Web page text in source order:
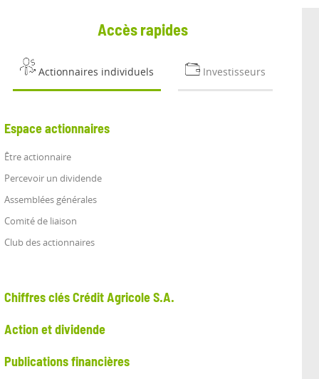
Accès rapides
Actionnaires individuels Investisseurs
Espace actionnaires
Être actionnaire
Percevoir un dividende
Assemblées générales
Comité de liaison
Club des actionnaires
Chiffres clés Crédit Agricole S.A.
Action et dividende
Publications financières